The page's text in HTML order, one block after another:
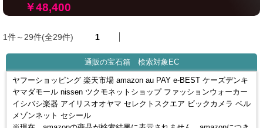
￥48,400
1件～29件(全29件) 1
通販の宝石箱 検索対象EC
ヤフーショッピング 楽天市場 amazon au PAY e-BEST ケーズデンキ
ヤマダモール nissen ツクモネットショップ ファッションウォーカー
イシバシ楽器 アイリスオオヤマ セレクトスクエア ビックカメラ ベル
メゾンネット セシール